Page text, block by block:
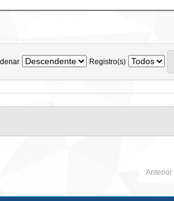
Registro(s)
Anterior